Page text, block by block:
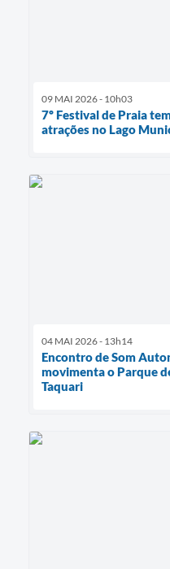
09 MAI 2026 - 10h03
7º Festival de Praia
atrações no Lago
04 MAI 2026 - 13h14
Encontro de Som
movimenta o Parque
Taquari